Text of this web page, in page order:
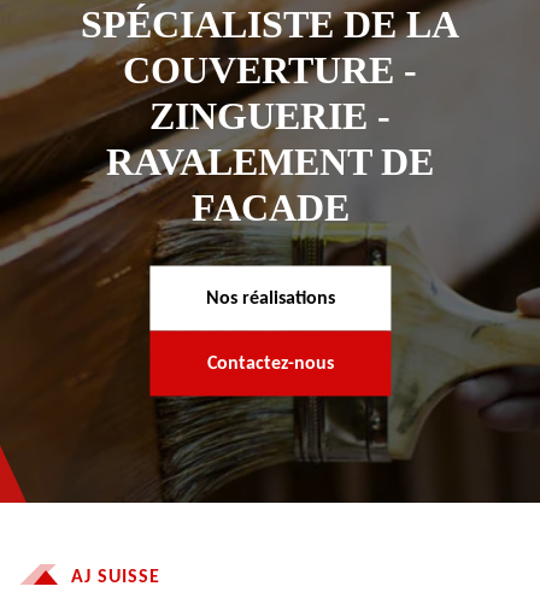
SPÉCIALISTE DE LA
COUVERTURE -
ZINGUERIE -
RAVALEMENT DE
FACADE
Nos réalisations
Contactez-nous
AJ SUISSE